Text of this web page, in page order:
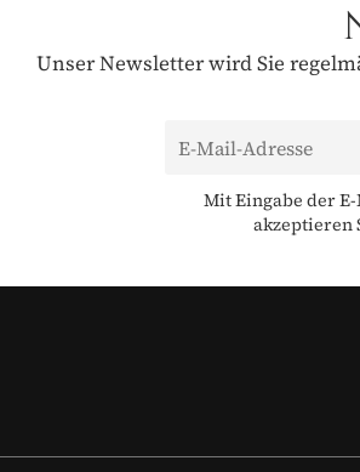
Unser Newsletter wird Sie
Mit Eingabe der
akzeptieren